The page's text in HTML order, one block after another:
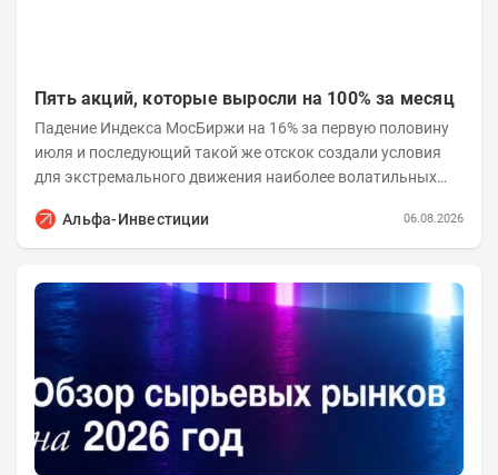
Пять акций, которые выросли на 100% за месяц
Падение Индекса МосБиржи на 16% за первую половину
июля и последующий такой же отскок создали условия
для экстремального движения наиболее волатильных
Альфа-Инвестиции
06.08.2026